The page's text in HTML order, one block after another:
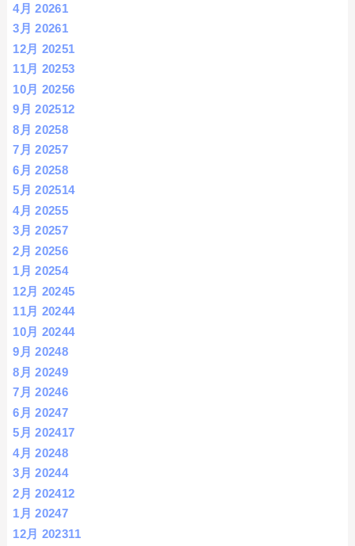
4月 20261
3月 20261
12月 20251
11月 20253
10月 20256
9月 202512
8月 20258
7月 20257
6月 20258
5月 202514
4月 20255
3月 20257
2月 20256
1月 20254
12月 20245
11月 20244
10月 20244
9月 20248
8月 20249
7月 20246
6月 20247
5月 202417
4月 20248
3月 20244
2月 202412
1月 20247
12月 202311